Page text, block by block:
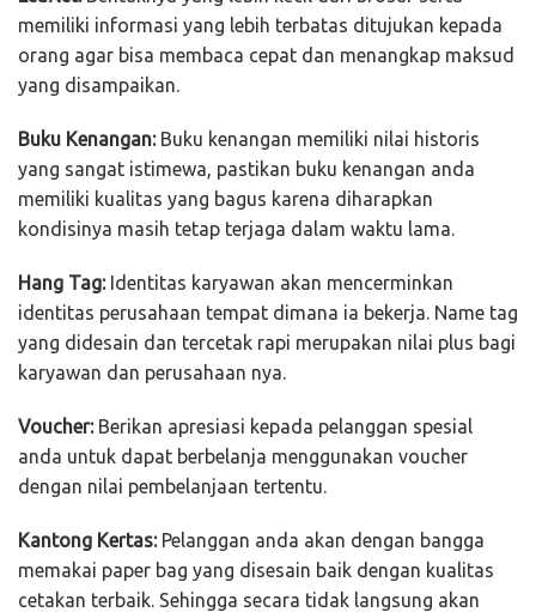
memiliki informasi yang lebih terbatas ditujukan kepada
orang agar bisa membaca cepat dan menangkap maksud
yang disampaikan.
Buku Kenangan:Buku kenangan memiliki nilai historis
yang sangat istimewa, pastikan buku kenangan anda
memiliki kualitas yang bagus karena diharapkan
kondisinya masih tetap terjaga dalam waktu lama.
Hang Tag:Identitas karyawan akan mencerminkan
identitas perusahaan tempat dimana ia bekerja. Name tag
yang didesain dan tercetak rapi merupakan nilai plus bagi
karyawan dan perusahaan nya.
Voucher:Berikan apresiasi kepada pelanggan spesial
anda untuk dapat berbelanja menggunakan voucher
dengan nilai pembelanjaan tertentu.
Kantong Kertas:Pelanggan anda akan dengan bangga
memakai paper bag yang disesain baik dengan kualitas
cetakan terbaik. Sehingga secara tidak langsung akan